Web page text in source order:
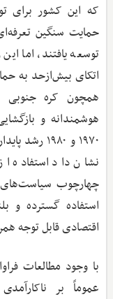
حمایت سنگین
توسعه یافتند، اما
اتکای بیش‌ازحد به
همچون کره جنوبی
هوشمندانه و
۱۹۷۰ و
نشان داد استفاده
چهارچوب سیاست‌های
استفاده گسترده و
اقتصادی قابل توجه
با وجود مطالعات
عموماً بر